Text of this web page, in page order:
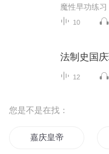
魔性早功练习
10
法制史国
12
您是不是在找：
嘉庆皇帝